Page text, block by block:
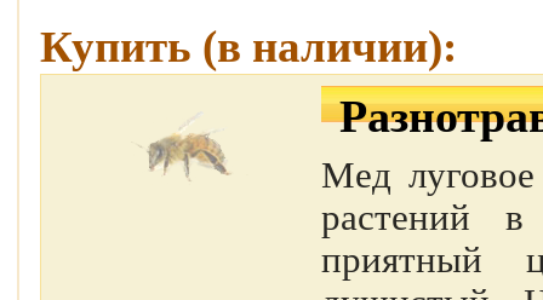
Купить (в наличии):
Мед луговое
растений
приятный